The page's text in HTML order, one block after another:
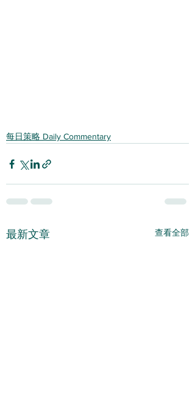
每日策略 Daily Commentary
最新文章 查看全部